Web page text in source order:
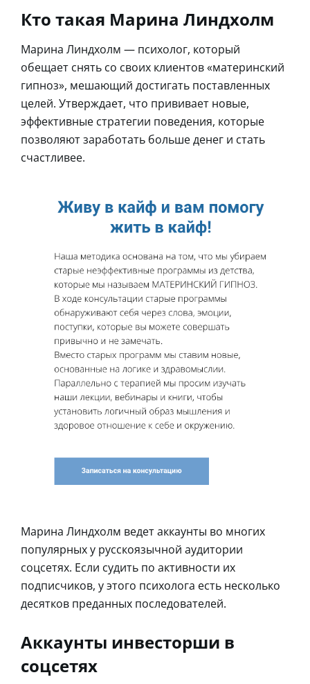
Кто такая Марина Линдхолм
Марина Линдхолм — психолог, который
обещает снять со своих клиентов «материнский
гипноз», мешающий достигать поставленных
целей. Утверждает, что прививает новые,
эффективные стратегии поведения, которые
позволяют заработать больше денег и стать
счастливее.
Марина Линдхолм ведет аккаунты во многих
популярных у русскоязычной аудитории
соцсетях. Если судить по активности их
подписчиков, у этого психолога есть несколько
десятков преданных последователей.
Аккаунты инвесторши в
соцсетях